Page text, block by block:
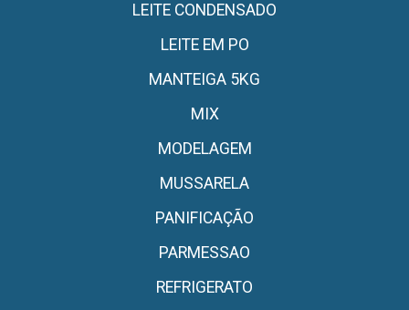
LEITE CONDENSADO
LEITE EM PO
MANTEIGA 5KG
MIX
MODELAGEM
MUSSARELA
PANIFICAÇÃO
PARMESSAO
REFRIGERATO